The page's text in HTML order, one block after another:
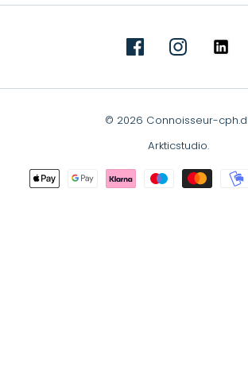
© 2026 Connoisseur-
Arkticstudio.